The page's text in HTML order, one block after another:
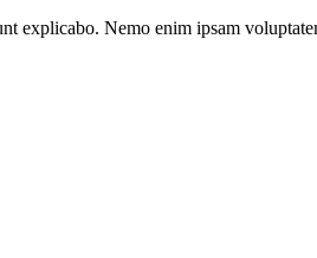
explicabo. Nemo enim ipsam